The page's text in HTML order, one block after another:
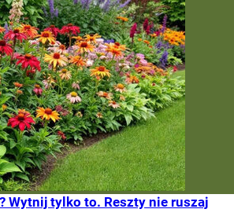
Wytnij tylko to. Reszty nie ruszaj